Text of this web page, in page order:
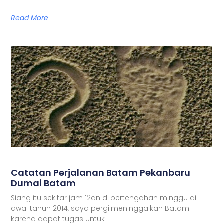
Read More
Catatan Perjalanan Batam Pekanbaru
Dumai Batam
Siang itu sekitar jam 12an di pertengahan minggu di
awal tahun 2014, saya pergi meninggalkan Batam
karena dapat tugas untuk